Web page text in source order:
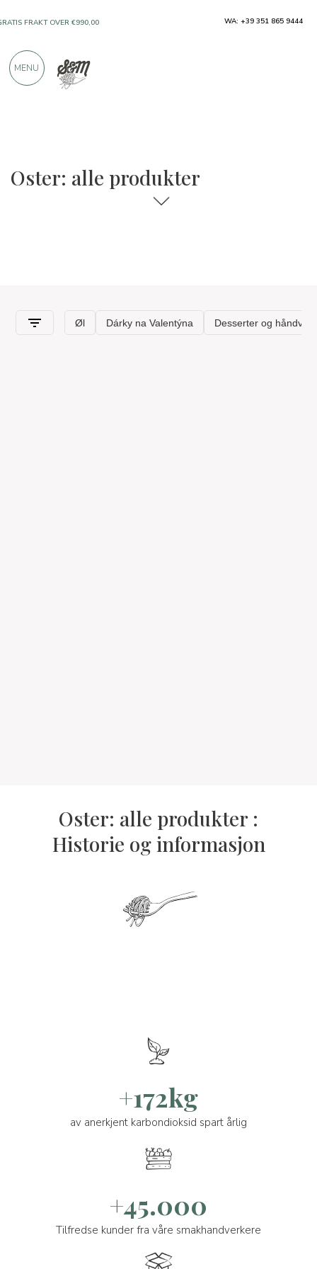
Oster: alle produkter
Oster: alle produkter :
Historie og informasjon
+172kg
av anerkjent karbondioksid spart årlig
+45.000
Tilfredse kunder fra våre smakhandverkere
FRAKT OVER €990,00
PRODUKTER FRA FREMRAGENDE
WA: +39 351 865 9444
MENU